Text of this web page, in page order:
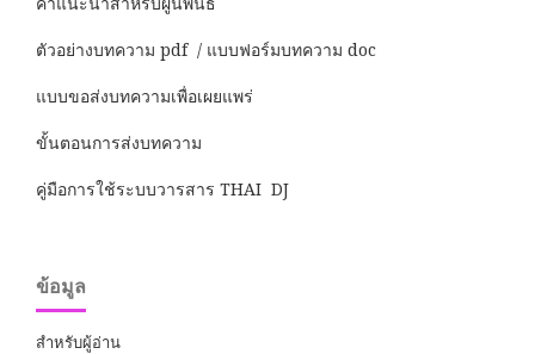
ตัวอย่างบทความ pdf / แบบฟอร์มบทความ doc
แบบขอส่งบทความเพื่อเผยแพร่
ขั้นตอนการส่งบทความ
คู่มือการใช้ระบบวารสาร THAI DJ
ข้อมูล
สำหรับผู้อ่าน